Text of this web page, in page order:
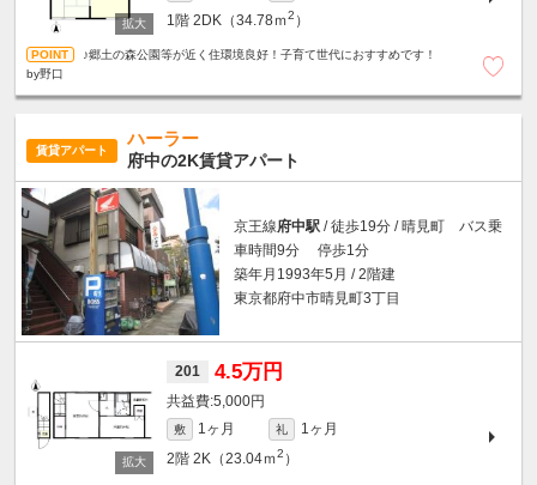
1階 2DK（34.78ｍ2 ）
♪郷土の森公園等が近く住環境良好！子育て世代におすすめです！
by野口
賃貸アパート
ハーラー
府中の2K賃貸アパート
京王線府中駅 / 徒歩19分 / 晴見町 バス乗
車時間9分 停歩1分
築年月1993年5月 / 2階建
東京都府中市晴見町3丁目
201 4.5万円
5,000円
敷 1ヶ月 礼
1ヶ月
2階 2K（23.04ｍ2 ）